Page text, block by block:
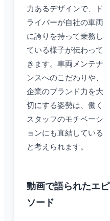
力あるデザインで、ド
ライバーが自社の車両
に誇りを持って乗務し
ている様子が伝わって
きます。車両メンテナ
ンスへのこだわりや、
企業のブランド力を大
切にする姿勢は、働く
スタッフのモチベーシ
ョンにも直結している
と考えられます。
動画で語られたエピ
ソード